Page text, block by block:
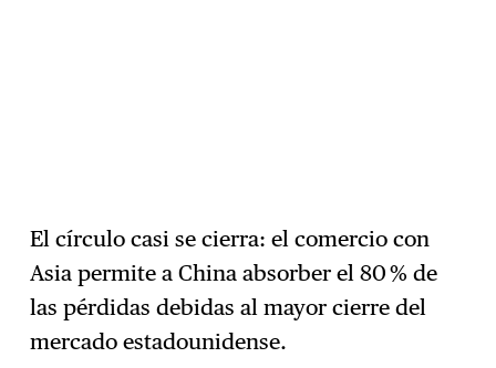
El círculo casi se cierra: el comercio con
Asia permite a China absorber el 80 % de
las pérdidas debidas al mayor cierre del
mercado estadounidense.